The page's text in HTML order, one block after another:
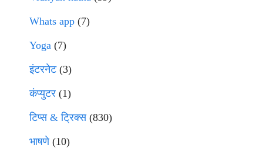
Whats app (7)
Yoga (7)
इंटरनेट(3)
कंप्युटर (1)
टिप्स & ट्रिक्स(830)
भाषणे(10)